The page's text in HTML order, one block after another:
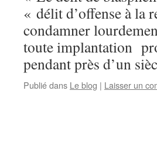
« délit d’offense à la
condamner
toute implantation
pendant près d’un
Publié dans Le blog | Laisser un